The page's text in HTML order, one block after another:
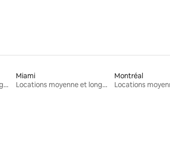
Locations moyenne et longue durée
Miami
Locations moyenne et longue durée
Montréal